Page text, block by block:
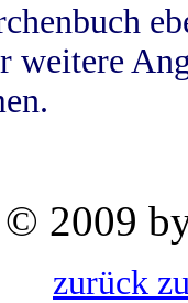
weitere
© 2009
zurück